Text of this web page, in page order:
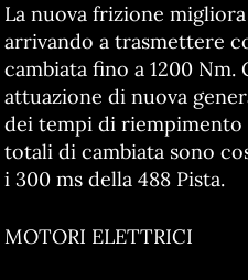
La nuova frizione
arrivando a trasmettere
cambiata fino a 1200 Nm.
attuazione di nuova
dei tempi di
totali di cambiata sono
i 300 ms della 488 Pista.
MOTORI ELETTRICI